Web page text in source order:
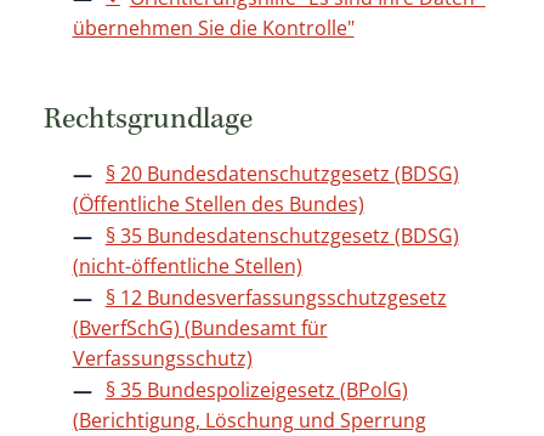
übernehmen Sie die Kontrolle"
Rechtsgrundlage
§ 20 Bundesdatenschutzgesetz (BDSG)
(Öffentliche Stellen des Bundes)
§ 35 Bundesdatenschutzgesetz (BDSG)
(nicht-öffentliche Stellen)
§ 12 Bundesverfassungsschutzgesetz
(BverfSchG) (Bundesamt für
Verfassungsschutz)
§ 35 Bundespolizeigesetz (BPolG)
(Berichtigung, Löschung und Sperrung